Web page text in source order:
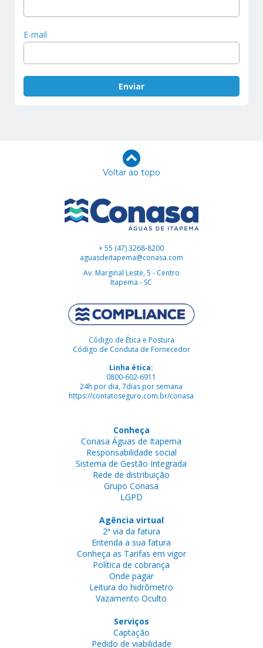
E-mail
Voltar ao topo
+ 55 (47) 3268-8200
aguasdeitapema@conasa.com
Av. Marginal Leste, 5 - Centro
Itapema - SC
Código de Ética e Postura
Código de Conduta de Fornecedor
Linha ética:
0800-602-6911
24h por dia, 7dias por semana
https://contatoseguro.com.br/conasa
Conheça
Conasa Águas de Itapema
Responsabilidade social
Sistema de Gestão Integrada
Rede de distribuição
Grupo Conasa
LGPD
Agência virtual
2ª via da fatura
Entenda a sua fatura
Conheça as Tarifas em vigor
Política de cobrança
Onde pagar
Leitura do hidrômetro
Vazamento Oculto
Serviços
Captação
Pedido de viabilidade